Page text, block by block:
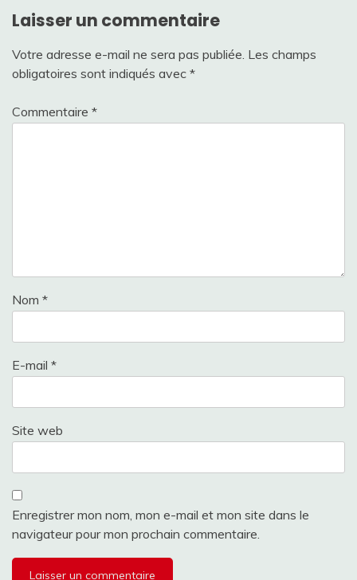
Laisser un commentaire
Votre adresse e-mail ne sera pas publiée. Les champs
obligatoires sont indiqués avec *
Commentaire *
Nom *
E-mail *
Site web
Enregistrer mon nom, mon e-mail et mon site dans le
navigateur pour mon prochain commentaire.